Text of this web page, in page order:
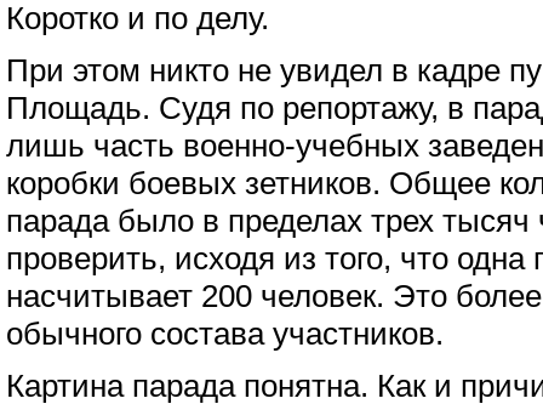
Коротко и по делу.
При этом никто не увидел в кадре
Площадь. Судя по репортажу, в
лишь часть военно-учебных
коробки боевых зетников. Общее
парада было в пределах трех
проверить, исходя из того, что одна
насчитывает 200 человек. Это
обычного состава участников.
Картина парада понятна. Как и